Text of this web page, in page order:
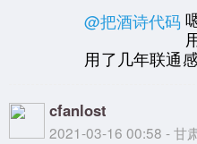
@把酒诗代码
用了几年联通
cfanlost
2021-03-16 00:58 - 甘